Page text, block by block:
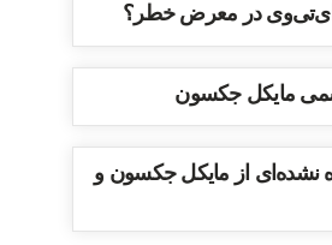
ای‌تی‌وی در معرض خطر؟
نشده‌ای از مایکل جکسون و